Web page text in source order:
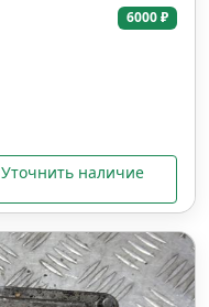
6000 ₽
Уточнить наличие